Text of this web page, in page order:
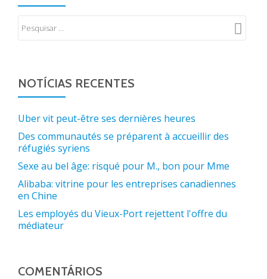
NOTÍCIAS RECENTES
Uber vit peut-être ses dernières heures
Des communautés se préparent à accueillir des
réfugiés syriens
Sexe au bel âge: risqué pour M., bon pour Mme
Alibaba: vitrine pour les entreprises canadiennes
en Chine
Les employés du Vieux-Port rejettent l'offre du
médiateur
COMENTÁRIOS